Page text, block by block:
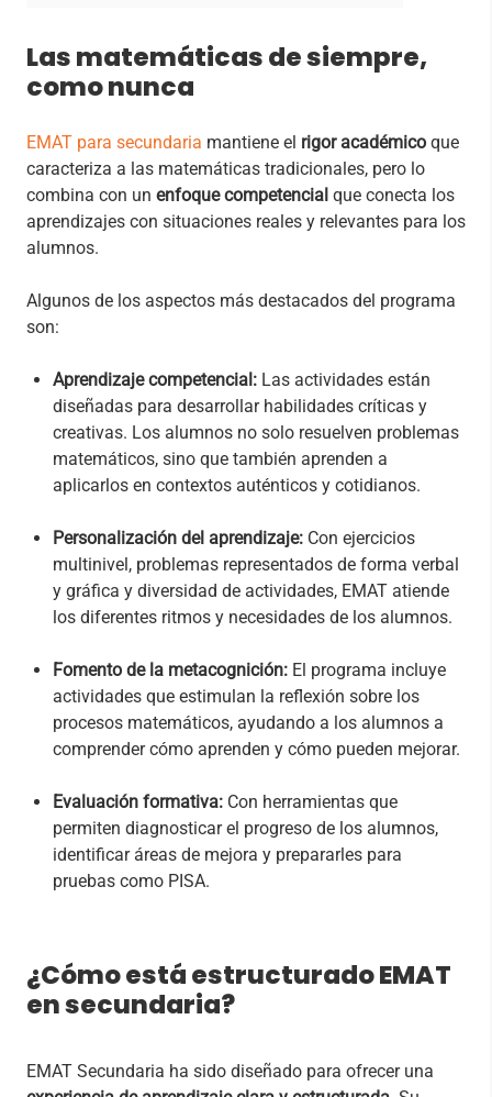
Las matemáticas de siempre,
como nunca
EMAT para secundaria mantiene el rigor académico que
caracteriza a las matemáticas tradicionales, pero lo
combina con un enfoque competencial que conecta los
aprendizajes con situaciones reales y relevantes para los
alumnos.
Algunos de los aspectos más destacados del programa
son:
Aprendizaje competencial: Las actividades están
diseñadas para desarrollar habilidades críticas y
creativas. Los alumnos no solo resuelven problemas
matemáticos, sino que también aprenden a
aplicarlos en contextos auténticos y cotidianos.
Personalización del aprendizaje: Con ejercicios
multinivel, problemas representados de forma verbal
y gráfica y diversidad de actividades, EMAT atiende
los diferentes ritmos y necesidades de los alumnos.
Fomento de la metacognición: El programa incluye
actividades que estimulan la reflexión sobre los
procesos matemáticos, ayudando a los alumnos a
comprender cómo aprenden y cómo pueden mejorar.
Evaluación formativa: Con herramientas que
permiten diagnosticar el progreso de los alumnos,
identificar áreas de mejora y prepararles para
pruebas como PISA.
¿Cómo está estructurado EMAT
en secundaria?
EMAT Secundaria ha sido diseñado para ofrecer una